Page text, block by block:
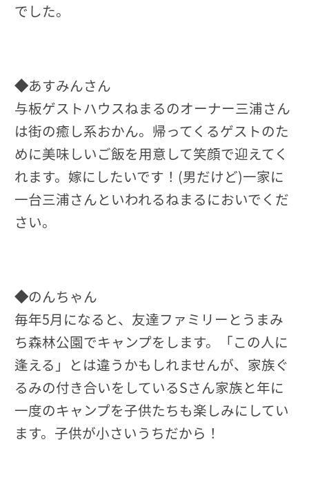
でした。
◆あすみんさん
与板ゲストハウスねまるのオーナー三浦さん
は街の癒し系おかん。帰ってくるゲストのた
めに美味しいご飯を用意して笑顔で迎えてく
れます。嫁にしたいです！(男だけど)一家に
一台三浦さんといわれるねまるにおいでくだ
さい。
◆のんちゃん
毎年5月になると、友達ファミリーとうまみ
ち森林公園でキャンプをします。「この人に
逢える」とは違うかもしれませんが、家族ぐ
るみの付き合いをしているSさん家族と年に
一度のキャンプを子供たちも楽しみにしてい
ます。子供が小さいうちだから！